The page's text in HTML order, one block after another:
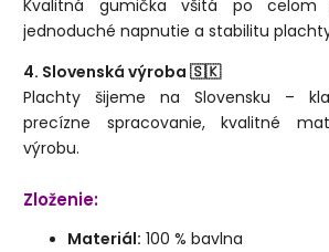
Kvalitná gumička všitá po celom
jednoduché napnutie a stabilitu
4. Slovenská výroba 🇸🇰
Plachty šijeme na Slovensku –
precízne spracovanie, kvalitné
výrobu.
Zloženie:
Materiál: 100 % bavlna